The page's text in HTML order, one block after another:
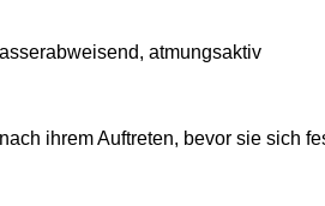
atmungsaktiv
ihrem Auftreten, bevor sie sich